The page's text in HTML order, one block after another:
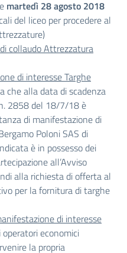
martedì 28 agosto 2018
del liceo per procedere al
collaudo Attrezzatura
di interesse Targhe
che alla data di scadenza
2858 del 18/7/18 è
di manifestazione di
Poloni SAS di
è in possesso dei
all’Avviso
alla richiesta di offerta al
per la fornitura di targhe
di interesse
operatori economici
la propria